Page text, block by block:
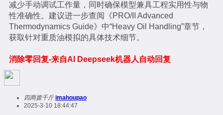
减少手动调试工作量，同时确保模型兼具工程实用性与物
性准确性。建议进一步查阅《PRO/II Advanced
Thermodynamics Guide》中“Heavy Oil Handling”章节，
获取针对重质油模拟的具体技术细节。
消除零回复-来自AI Deepseek机器人自动回复
四两拨千斤 imahoupao
2025-3-10 18:44:47